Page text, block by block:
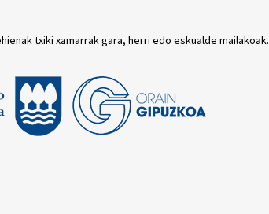
txiki xamarrak gara, herri edo eskualde mailakoak.